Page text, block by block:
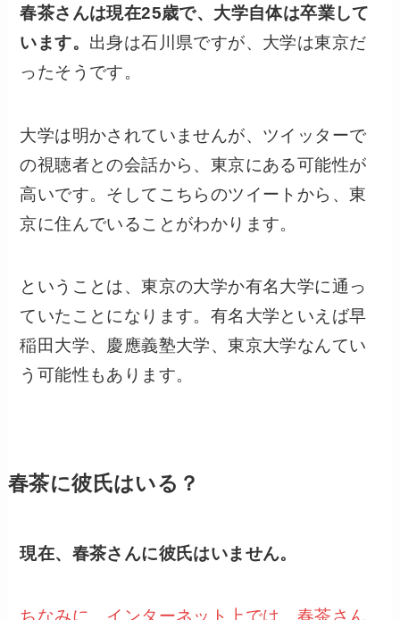
春茶さんは現在25歳で、大学自体は卒業して
います。 出身は石川県ですが、大学は東京だ
ったそうです。
大学は明かされていませんが、ツイッターで
の視聴者との会話から、東京にある可能性が
高いです。そしてこちらのツイートから、東
京に住んでいることがわかります。
ということは、東京の大学か有名大学に通っ
ていたことになります。有名大学といえば早
稲田大学、慶應義塾大学、東京大学なんてい
う可能性もあります。
春茶に彼氏はいる？
現在、春茶さんに彼氏はいません。
ちなみに、インターネット上では、春茶さん